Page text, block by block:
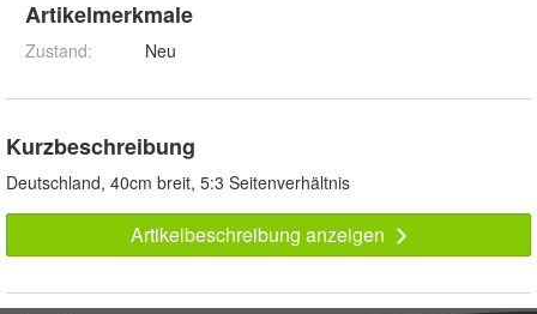
Artikelmerkmale
Zustand: Neu
Kurzbeschreibung
Deutschland, 40cm breit, 5:3 Seitenverhältnis
Artikelbeschreibung anzeigen